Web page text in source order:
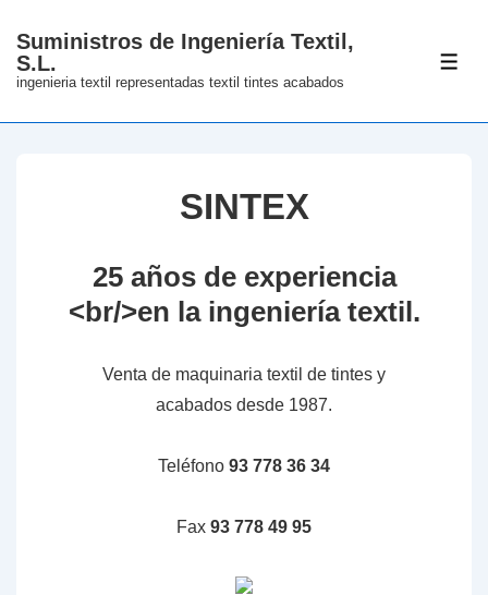
SkipSuministros de Ingeniería Textil,
S.L.
ingenieria textil representadas textil tintes acabados
SINTEX
25 años de experiencia
<br/>en la ingeniería textil.
Venta de maquinaria textil de tintes y
acabados desde 1987.
Teléfono 93 778 36 34
Fax 93 778 49 95